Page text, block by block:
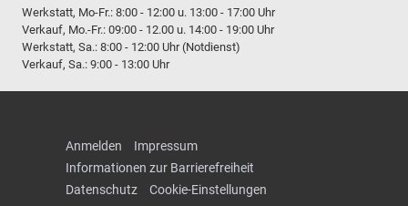
Werkstatt, Mo-Fr.: 8:00 - 12:00 u. 13:00 - 17:00 Uhr
Verkauf, Mo.-Fr.: 09:00 - 12.00 u. 14:00 - 19:00 Uhr
Werkstatt, Sa.: 8:00 - 12:00 Uhr (Notdienst)
Verkauf, Sa.: 9:00 - 13:00 Uhr
Anmelden
Impressum
Informationen zur Barrierefreiheit
Datenschutz
Cookie-Einstellungen